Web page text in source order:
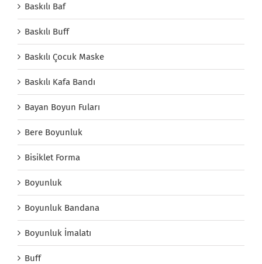
Baskılı Baf
Baskılı Buff
Baskılı Çocuk Maske
Baskılı Kafa Bandı
Bayan Boyun Fuları
Bere Boyunluk
Bisiklet Forma
Boyunluk
Boyunluk Bandana
Boyunluk İmalatı
Buff